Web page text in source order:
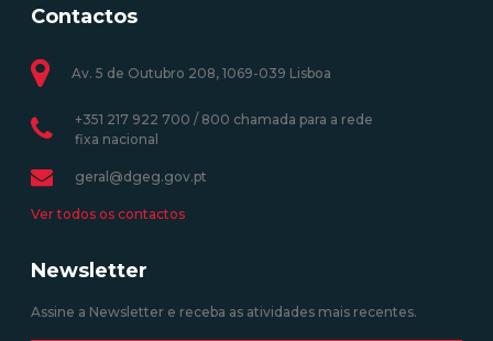
Contactos
Av. 5 de Outubro 208, 1069-039 Lisboa
+351 217 922 700 / 800 chamada para a rede
fixa nacional
geral@dgeg.gov.pt
Ver todos os contactos
Newsletter
Assine a Newsletter e receba as atividades mais recentes.